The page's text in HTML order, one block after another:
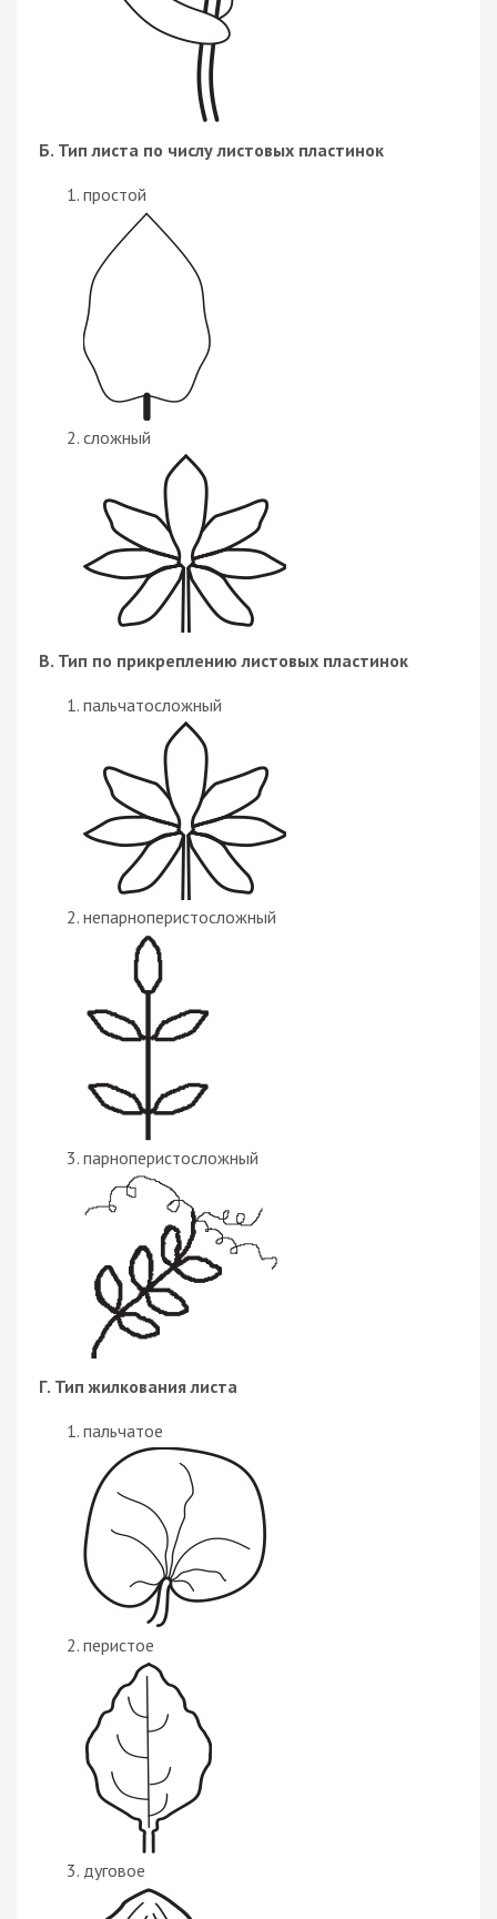
Б. Тип листа по числу листовых пластинок
простой
сложный
В. Тип по прикреплению листовых пластинок
пальчатосложный
непарноперистосложный
парноперистосложный
Г. Тип жилкования листа
пальчатое
перистое
дуговое